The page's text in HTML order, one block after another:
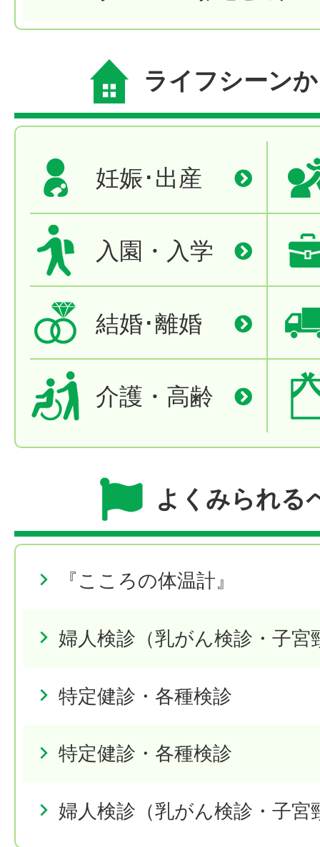
ライフシーン
妊娠･出産
入園・入学
結婚･離婚
介護・高齢
よくみられる
『こころの体温計』
婦人検診（乳がん検診・子宮
特定健診・各種検診
特定健診・各種検診
婦人検診（乳がん検診・子宮